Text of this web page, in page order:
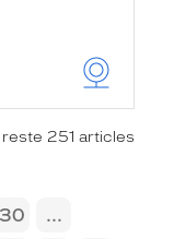
reste 251 articles
30
...